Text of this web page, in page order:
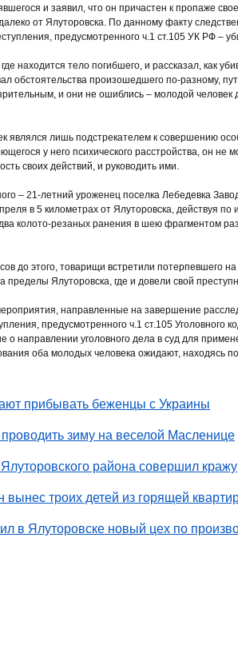
и заявил, что он причастен к пропаже
от Ялуторовска. По данному факту
предусмотренного ч.1 ст.105 УК РФ –
находится тело погибшего, и рассказал, как
обстоятельства произошедшего по-разному,
и они не ошиблись – молодой человек
являлся лишь подстрекателем к совершению
у него психического расстройства, он не
своих действий, и руководить ими.
– 21-летний уроженец поселка Лебедевка
в 5 километрах от Ялуторовска, действуя по
колото-резаных ранения в шею фрагментом
до этого, товарищи встретили потерпевшего
пределы Ялуторовска, где и довели свой
направленные на завершение
предусмотренного ч.1 ст.105 Уголовного
о направлении уголовного дела в суд для
оба молодых человека ожидают, находясь
прибывать беженцы с Украины
зиму на веселой Масленице
района совершил кражу
вынес троих детей из горящей
в Ялуторовске новый цех по